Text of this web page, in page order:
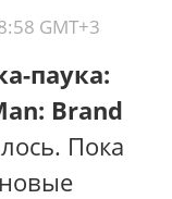
GMT+3
паука:
Brand
Пока